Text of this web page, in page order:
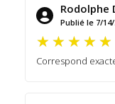
Rodolphe
Publié le 7/14/
Correspond